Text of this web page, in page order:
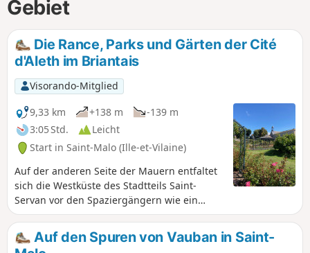
Gebiet
Die Rance, Parks und Gärten der Cité
d'Aleth im Briantais
Visorando-Mitglied
9,33 km
+138 m
-139 m
3:05 Std.
Leicht
Start in Saint-Malo (Ille-et-Vilaine)
Auf der anderen Seite der Mauern entfaltet
sich die Westküste des Stadtteils Saint-
Servan vor den Spaziergängern wie ein
grüner Teppich, von der Cité d’Aleth bis zum
Parc du Briantais. Von der Cale Solidor, wo
sich der Turm voller Eleganz erhebt, führt
Auf den Spuren von Vauban in Saint-